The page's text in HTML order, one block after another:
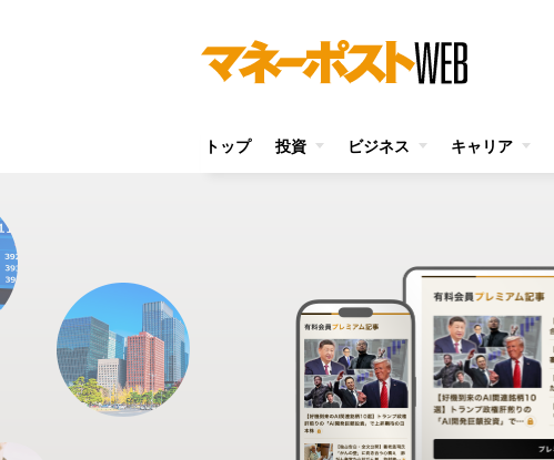
トップ 投資 ビジネス キャリア